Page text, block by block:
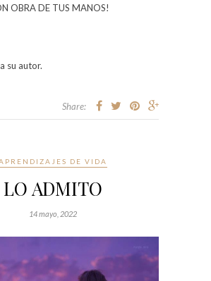
OBRA DE TUS MANOS!
su autor.
Share:
DE VIDA
LO ADMITO
14 mayo, 2022